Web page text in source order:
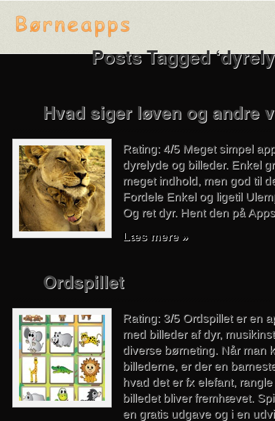
Posts Tagged
Hvad siger løven og andre
Rating: 4/5 Meget simpel
dyrelyde og billeder. Enkel
meget indhold, men god til
Fordele Enkel og ligetil
Og ret dyr. Hent den på
Læs mere »
Ordspillet
Rating: 3/5 Ordspillet er en
med billeder af dyr,
diverse børneting. Når man
billederne, er der en
hvad det er fx elefant,
billedet bliver fremhævet.
en gratis udgave og i en